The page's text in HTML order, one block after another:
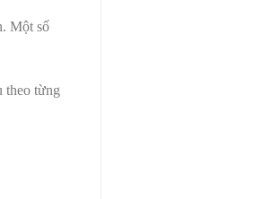
Một số
theo từng